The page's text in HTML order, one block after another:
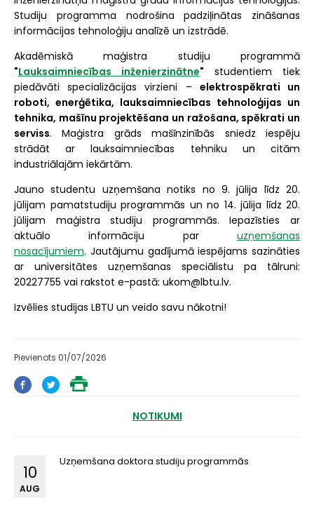
Studiju programma nodrošina padziļinātas zināšanas
informācijas tehnoloģiju analīzē un izstrādē.
Akadēmiskā maģistra studiju programmā
"Lauksaimniecības inženierzinātne" studentiem tiek
piedāvāti specializācijas virzieni – elektrospēkrati un
roboti, enerģētika, lauksaimniecības tehnoloģijas un
tehnika, mašīnu projektēšana un ražošana, spēkrati un
serviss. Maģistra grāds mašīnzinībās sniedz iespēju
strādāt ar lauksaimniecības tehniku un citām
industriālajām iekārtām.
Jauno studentu uzņemšana notiks no 9. jūlija līdz 20.
jūlijam pamatstudiju programmās un no 14. jūlija līdz 20.
jūlijam maģistra studiju programmās. Iepazīsties ar
aktuālo informāciju par uzņemšanas
nosacījumiem. Jautājumu gadījumā iespējams sazināties
ar universitātes uzņemšanas speciālistu pa tālruni:
20227755 vai rakstot e-pastā: ukom@lbtu.lv.
Izvēlies studijas LBTU un veido savu nākotni!
Pievienots 01/07/2026
NOTIKUMI
Uzņemšana doktora studiju programmās
10
AUG